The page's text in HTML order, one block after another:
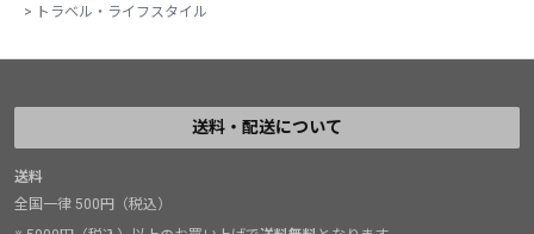
>
トラベル・ライフスタイル
送料・配送について
送料
全国一律 500円（税込）